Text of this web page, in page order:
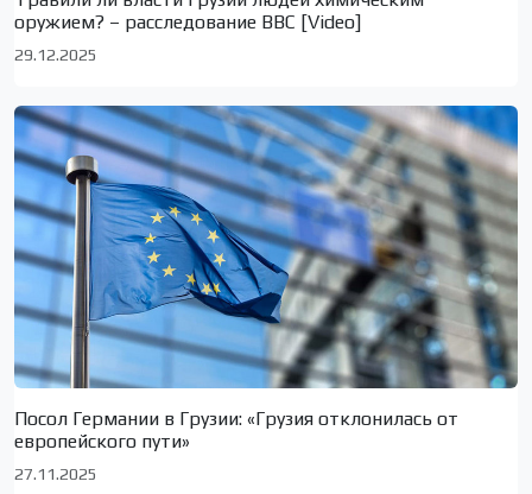
оружием? – расследование BBC [Video]
29.12.2025
Посол Германии в Грузии: «Грузия отклонилась от
европейского пути»
27.11.2025